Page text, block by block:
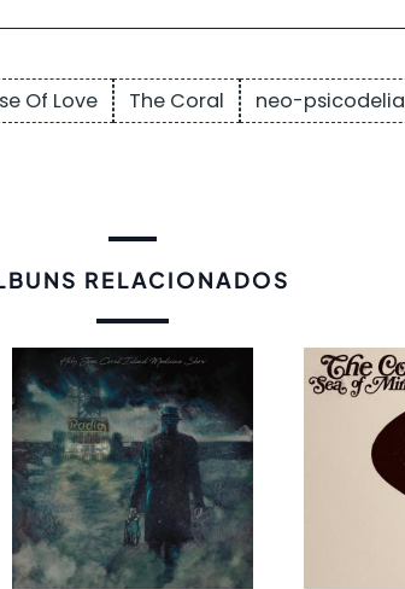
Of Love The Coral neo-psicodelia
RELACIONADOS